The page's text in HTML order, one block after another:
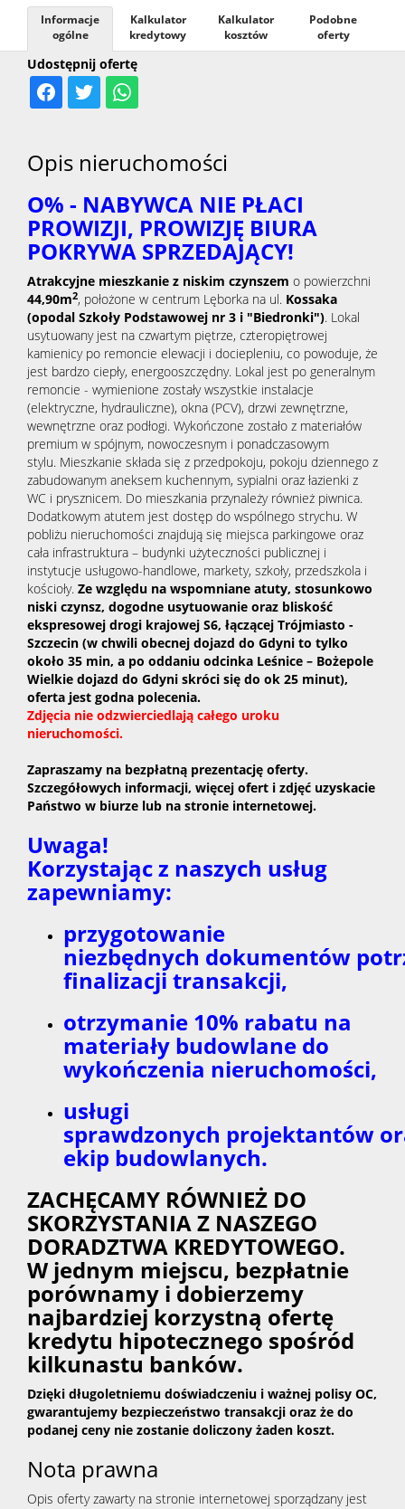
Udostępnij ofertę
Informacje
ogólne
Kalkulator
kredytowy
Kalkulator
kosztów
Podobne
oferty
Opis nieruchomości
O% - NABYWCA NIE PŁACI
PROWIZJI, PROWIZJĘ BIURA
POKRYWA SPRZEDAJĄCY!
Atrakcyjne mieszkanie z niskim czynszem o powierzchni
44,90m2, położone w centrum Lęborka na ul. Kossaka
(opodal Szkoły Podstawowej nr 3 i "Biedronki"). Lokal
usytuowany jest na czwartym piętrze, czteropiętrowej
kamienicypo remoncie elewacji i dociepleniu, co powoduje, że
jest bardzo ciepły, energooszczędny. Lokal jest po generalnym
remoncie - wymienione zostały wszystkie instalacje
(elektryczne, hydrauliczne), okna (PCV), drzwi zewnętrzne,
wewnętrzne oraz podłogi. Wykończone zostało z materiałów
premium w spójnym, nowoczesnym i ponadczasowym
stylu. Mieszkanie składa się z przedpokoju, pokoju dziennego z
zabudowanym aneksem kuchennym, sypialni oraz łazienki z
WC i prysznicem. Do mieszkania przynależy również piwnica.
Dodatkowym atutem jest dostęp do wspólnego strychu. W
pobliżu nieruchomości znajdują się miejsca parkingowe oraz
cała infrastruktura – budynki użyteczności publicznej i
instytucje usługowo-handlowe, markety, szkoły, przedszkola i
kościoły. Ze względu na wspomniane atuty, stosunkowo
niski czynsz, dogodne usytuowanie oraz bliskość
ekspresowej drogi krajowej S6, łączącej Trójmiasto -
Szczecin (w chwili obecnej dojazd do Gdyni to tylko
około 35 min, a po oddaniu odcinka Leśnice – Bożepole
Wielkie dojazd do Gdyni skróci się do ok 25 minut),
oferta jest godna polecenia.
Zdjęcia nie odzwierciedlają całego uroku
nieruchomości.
Zapraszamy na bezpłatną prezentację oferty.
Szczegółowych informacji, więcej ofert i zdjęć uzyskacie
Państwo w biurze lub na stronie internetowej.
Uwaga!
Korzystając z naszych usług
zapewniamy:
przygotowanie
niezbędnych dokumentów
finalizacji transakcji,
otrzymanie 10% rabatu na
materiały budowlane do
wykończenia nieruchomości,
usługi
sprawdzonych projektantów
ekip budowlanych.
ZACHĘCAMY RÓWNIEŻ DO
SKORZYSTANIA Z NASZEGO
DORADZTWA KREDYTOWEGO.
W jednym miejscu, bezpłatnie
porównamy i dobierzemy
najbardziej korzystną ofertę
kredytu hipotecznego spośród
kilkunastu banków.
Dzięki długoletniemu doświadczeniu i ważnej polisy OC,
gwarantujemy bezpieczeństwo transakcji oraz że do
podanej ceny nie zostanie doliczony żaden koszt.
Nota prawna
Opis oferty zawarty na stronie internetowej sporządzany jest